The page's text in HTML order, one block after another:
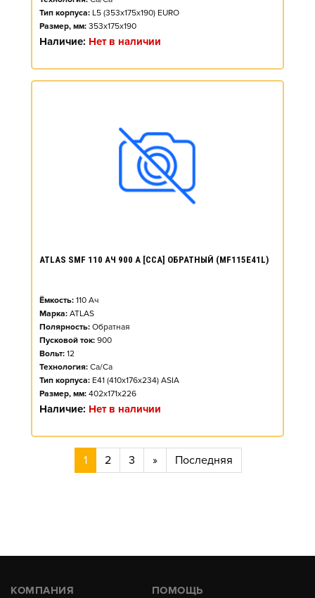
Тип корпуса: L5 (353x175x190) EURO
Размер, мм: 353x175x190
Наличие: Нет в наличии
ATLAS SMF 110 АЧ 900 А [CCA] ОБРАТНЫЙ (MF115E41L)
Ёмкость: 110 Ач
Марка: ATLAS
Полярность: Обратная
Пусковой ток: 900
Вольт: 12
Технология: Ca/Ca
Тип корпуса: E41 (410x176x234) ASIA
Размер, мм: 402x171x226
Наличие: Нет в наличии
1 2 3 » Последняя
КОМПАНИЯ ПОМОЩЬ